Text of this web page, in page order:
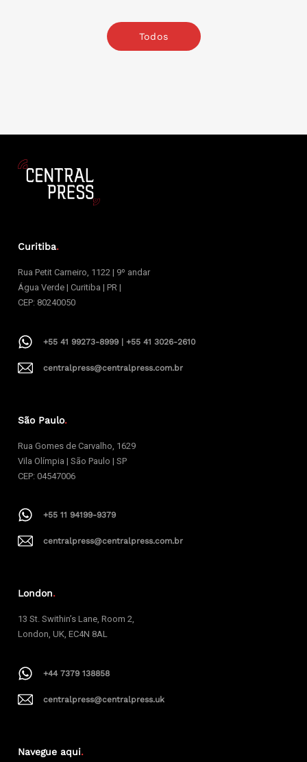
Todos
Curitiba.
Rua Petit Carneiro, 1122 | 9º andar
Água Verde | Curitiba | PR |
CEP: 80240050
+55 41 99273-8999 | +55 41 3026-2610
centralpress@centralpress.com.br
São Paulo.
Rua Gomes de Carvalho, 1629
Vila Olímpia | São Paulo | SP
CEP: 04547006
+55 11 94199-9379
centralpress@centralpress.com.br
London.
13 St. Swithin’s Lane, Room 2,
London, UK, EC4N 8AL
+44 7379 138858
centralpress@centralpress.uk
Navegue aqui.